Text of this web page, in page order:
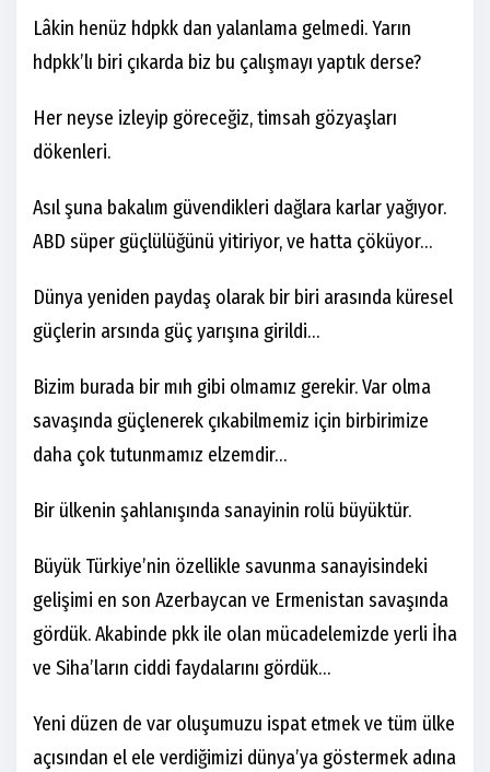
Lâkin henüz hdpkk dan yalanlama gelmedi. Yarın
hdpkk’lı biri çıkarda biz bu çalışmayı yaptık derse?
Her neyse izleyip göreceğiz, timsah gözyaşları
dökenleri.
Asıl şuna bakalım güvendikleri dağlara karlar yağıyor.
ABD süper güçlülüğünü yitiriyor, ve hatta çöküyor…
Dünya yeniden paydaş olarak bir biri arasında küresel
güçlerin arsında güç yarışına girildi…
Bizim burada bir mıh gibi olmamız gerekir. Var olma
savaşında güçlenerek çıkabilmemiz için birbirimize
daha çok tutunmamız elzemdir…
Bir ülkenin şahlanışında sanayinin rolü büyüktür.
Büyük Türkiye’nin özellikle savunma sanayisindeki
gelişimi en son Azerbaycan ve Ermenistan savaşında
gördük. Akabinde pkk ile olan mücadelemizde yerli İha
ve Siha’ların ciddi faydalarını gördük…
Yeni düzen de var oluşumuzu ispat etmek ve tüm ülke
açısından el ele verdiğimizi dünya’ya göstermek adına